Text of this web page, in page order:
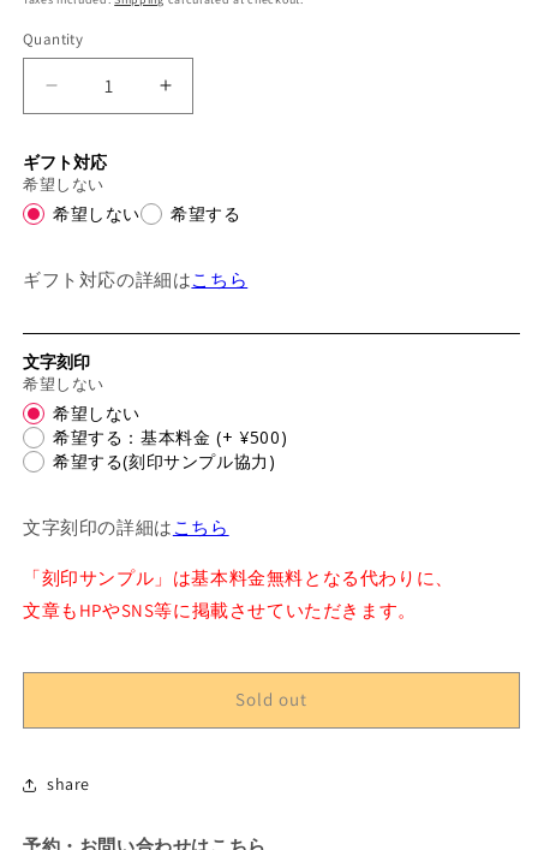
Quantity
Decrease
quantity
Overhauled
and
adjusted
within
per
day
/
Citizen
/
Parashock
17
/
Overhauled
/
Wind
Watch
Citizen-
Increase
quantity
adjusted
within
Citizen
/
Parashock
17
Overhauled
/
Wind
Watch
ギフト対応
希望しない
希望しない 希望する
ギフト対応の詳細はこちら
文字刻印
希望しない
希望しない
希望する：基本料金 (+ ¥500)
希望する(刻印サンプル協力)
文字刻印の詳細は こちら
「刻印サンプル」は基本料金無料となる代わりに、
文章もHPやSNS等に掲載させていただきます。
Sold out
share